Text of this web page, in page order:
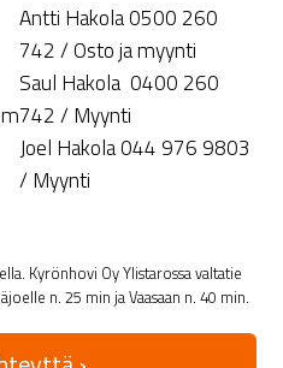
Antti Hakola 0500 260
742 / Osto ja myynti
Saul Hakola 0400 260
742 / Myynti
Joel Hakola 044 976 9803
/ Myynti
Kyrönhovi Oy Ylistarossa valtatie
n. 25 min ja Vaasaan n. 40 min.